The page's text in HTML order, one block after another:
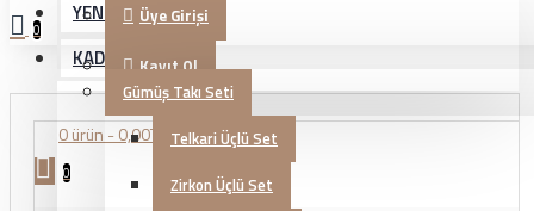
Üye Girişi
Kayıt Ol
0 ürün - 0,00TL
0
YENİ GELENLER
KADIN TAKI
Gümüş Takı Seti
Telkari Üçlü Set
Zirkon Üçlü Set
0